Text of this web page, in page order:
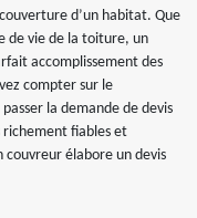
d’un habitat. Que
de vie de la toiture, un
accomplissement des
compter sur le
la demande de devis
richement fiables et
élabore un devis